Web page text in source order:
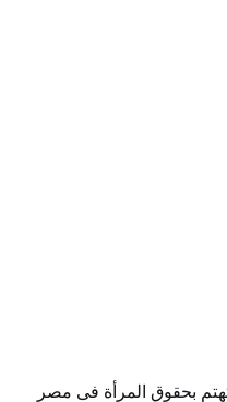
بحقوق المرأة فى مصر